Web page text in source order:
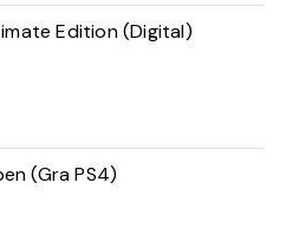
Edition (Digital)
(Gra PS4)